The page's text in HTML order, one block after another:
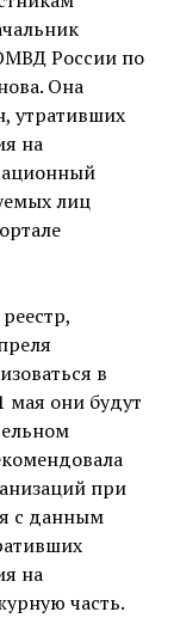
России по
Она
утративших
на
лиц
в
мая они будут
при
с данным
на
часть.